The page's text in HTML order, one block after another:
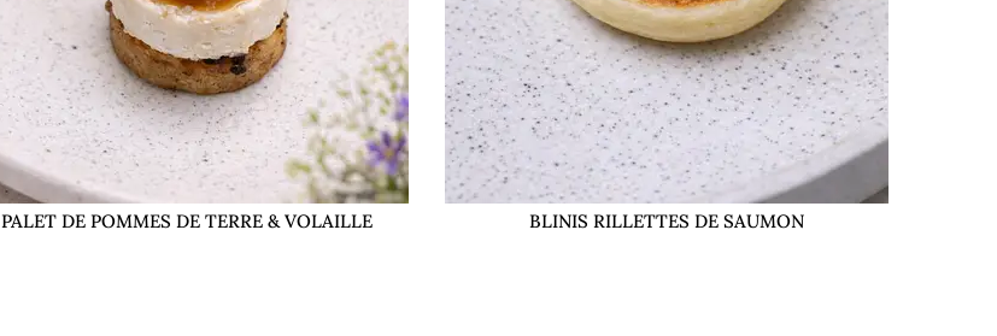
PALET DE POMMES DE TERRE & VOLAILLE BLINIS RILLETTES DE SAUMON